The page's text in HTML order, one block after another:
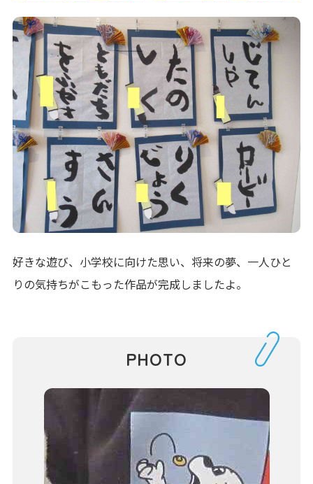
好きな遊び、小学校に向けた思い、将来の夢、一人ひと
りの気持ちがこもった作品が完成しましたよ。
PHOTO